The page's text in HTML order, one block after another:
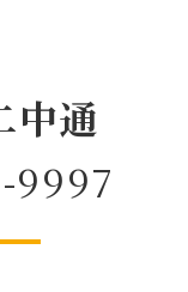
中通
9997